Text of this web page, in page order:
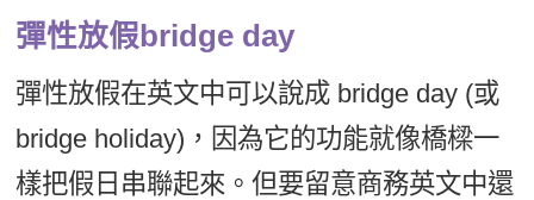
彈性放假bridge day
彈性放假在英文中可以說成 bridge day (或
bridge holiday)，因為它的功能就像橋樑一
樣把假日串聯起來。但要留意商務英文中還